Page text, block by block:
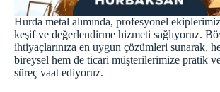
Hurda metal alımında, profesyonel
keşif ve değerlendirme hizmeti sağlıyoruz.
ihtiyaçlarınıza en uygun çözümleri sunarak,
bireysel hem de ticari müşterilerimize pratik
süreç vaat ediyoruz.